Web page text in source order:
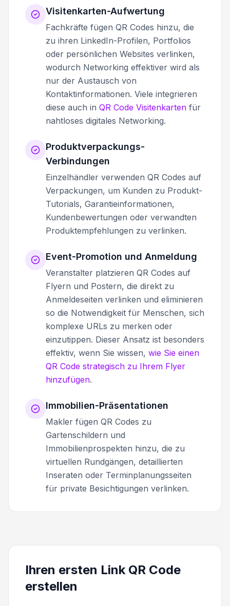
Visitenkarten-Aufwertung
Fachkräfte fügen QR Codes hinzu, die
zu ihren LinkedIn-Profilen, Portfolios
oder persönlichen Websites verlinken,
wodurch Networking effektiver wird als
nur der Austausch von
Kontaktinformationen. Viele integrieren
diese auch in QR Code Visitenkarten für
nahtloses digitales Networking.
Produktverpackungs-
Verbindungen
Einzelhändler verwenden QR Codes auf
Verpackungen, um Kunden zu Produkt-
Tutorials, Garantieinformationen,
Kundenbewertungen oder verwandten
Produktempfehlungen zu verlinken.
Event-Promotion und Anmeldung
Veranstalter platzieren QR Codes auf
Flyern und Postern, die direkt zu
Anmeldeseiten verlinken und eliminieren
so die Notwendigkeit für Menschen, sich
komplexe URLs zu merken oder
einzutippen. Dieser Ansatz ist besonders
effektiv, wenn Sie wissen, wie Sie einen
QR Code strategisch zu Ihrem Flyer
hinzufügen.
Immobilien-Präsentationen
Makler fügen QR Codes zu
Gartenschildern und
Immobilienprospekten hinzu, die zu
virtuellen Rundgängen, detaillierten
Inseraten oder Terminplanungsseiten
für private Besichtigungen verlinken.
Ihren ersten Link QR Code
erstellen